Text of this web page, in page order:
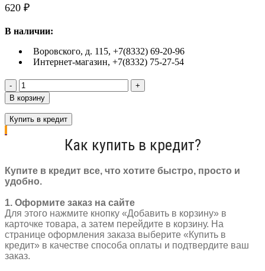
620 ₽
В наличии:
Воровского, д. 115, +7(8332) 69-20-96
Интернет-магазин, +7(8332) 75-27-54
Количество
товара
Седло
вело
Krypton
2A
275
230
мм
пружины
замок
черный
720956
В корзину
Купить в кредит
Как купить в кредит?
Купите в кредит все, что хотите быстро, просто и
удобно.
1. Оформите заказ на сайте
Для этого нажмите кнопку «Добавить в корзину» в
карточке товара, а затем перейдите в корзину. На
странице оформления заказа выберите «Купить в
кредит» в качестве способа оплаты и подтвердите ваш
заказ.